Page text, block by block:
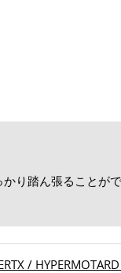
り踏ん張ることが
/